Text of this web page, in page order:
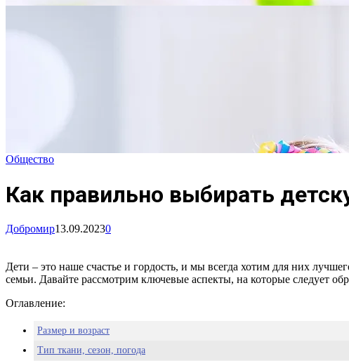
Общество
Как правильно выбирать
Добромир13.09.20230
Дети – это наше счастье и гордость, и мы всегда хотим для них
семьи. Давайте рассмотрим ключевые аспекты, на которые следует
Оглавление:
Размер и возраст
Тип ткани, сезон, погода